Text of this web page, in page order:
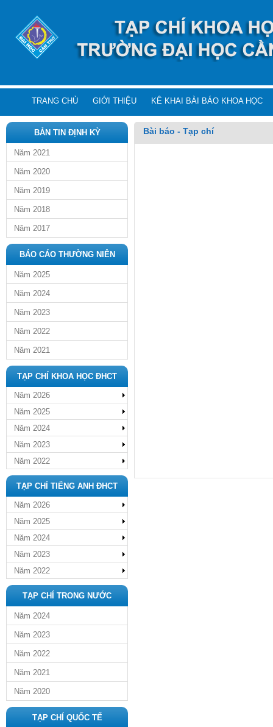
TRANG CHỦ GIỚI THIỆU KÊ KHAI BÀI BÁO KHOA HỌC
BẢN TIN ĐỊNH KỲ
Năm 2021
Năm 2020
Năm 2019
Năm 2018
Năm 2017
BÁO CÁO THƯỜNG NIÊN
Năm 2025
Năm 2024
Năm 2023
Năm 2022
Năm 2021
TẠP CHÍ KHOA HỌC ĐHCT
Năm 2026
Năm 2025
Năm 2024
Năm 2023
Năm 2022
TẠP CHÍ TIẾNG ANH ĐHCT
Năm 2026
Năm 2025
Năm 2024
Năm 2023
Năm 2022
TẠP CHÍ TRONG NƯỚC
Năm 2024
Năm 2023
Năm 2022
Năm 2021
Năm 2020
TẠP CHÍ QUỐC TẾ
Bài báo - Tạp chí